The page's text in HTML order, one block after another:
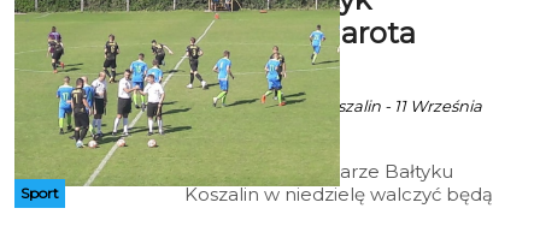
Sport
Koszalin - Jarota
Jarocin
Art, fot. fb/Bałtyk Koszalin - 11 Września
2019 godz. 7:43
Trzecioligowi piłkarze Bałtyku
Koszalin w niedzielę walczyć będą